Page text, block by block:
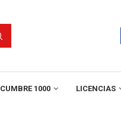
CUMBRE 1000 LICENCIAS